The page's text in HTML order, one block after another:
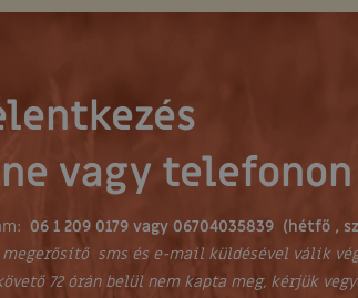
vagy telefonon
06 1 209 0179 vagy 06704035839 (hétfő ,
sms és e-mail küldésével válik
72 órán belül nem kapta meg, kérjük